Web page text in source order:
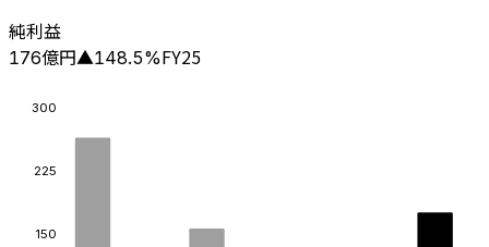
純利益
176億円▲148.5%FY25
150
225
300